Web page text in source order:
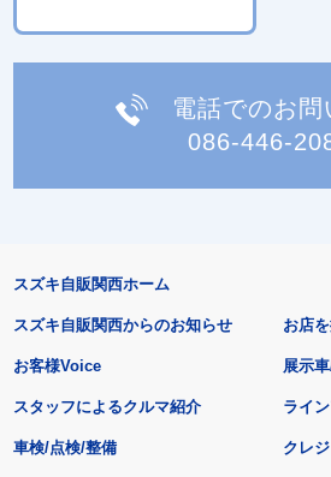
電話でのお問
086-446-
スズキ自販関西ホーム
スズキ自販関西からのお知らせ
お客様Voice
スタッフによるクルマ紹介
お店
展示
ライ
車検/点検/整備 クレ